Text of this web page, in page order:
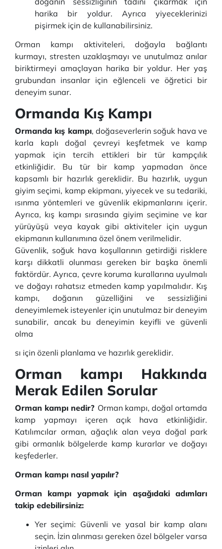
harika bir yoldur. Ayrıca yiyeceklerinizi
pişirmek için de kullanabilirsiniz.
Orman kampı aktiviteleri, doğayla bağlantı
kurmayı, stresten uzaklaşmayı ve unutulmaz anılar
biriktirmeyi amaçlayan harika bir yoldur. Her yaş
grubundan insanlar için eğlenceli ve öğretici bir
deneyim sunar.
Ormanda Kış Kampı
Ormanda kış kampı, doğaseverlerin soğuk hava ve
karla kaplı doğal çevreyi keşfetmek ve kamp
yapmak için tercih ettikleri bir tür kampçılık
etkinliğidir. Bu tür bir kamp yapmadan önce
kapsamlı bir hazırlık gereklidir. Bu hazırlık, uygun
giyim seçimi, kamp ekipmanı, yiyecek ve su tedariki,
ısınma yöntemleri ve güvenlik ekipmanlarını içerir.
Ayrıca, kış kampı sırasında giyim seçimine ve kar
yürüyüşü veya kayak gibi aktiviteler için uygun
ekipmanın kullanımına özel önem verilmelidir.
Güvenlik, soğuk hava koşullarının getirdiği risklere
karşı dikkatli olunması gereken bir başka önemli
faktördür. Ayrıca, çevre koruma kurallarına uyulmalı
ve doğayı rahatsız etmeden kamp yapılmalıdır. Kış
kampı, doğanın güzelliğini ve sessizliğini
deneyimlemek isteyenler için unutulmaz bir deneyim
sunabilir, ancak bu deneyimin keyifli ve güvenli
olma
sı için özenli planlama ve hazırlık gereklidir.
Orman kampı Hakkında
Merak Edilen Sorular
Orman kampı nedir? Orman kampı, doğal ortamda
kamp yapmayı içeren açık hava etkinliğidir.
Katılımcılar orman, ağaçlık alan veya doğal park
gibi ormanlık bölgelerde kamp kurarlar ve doğayı
keşfederler.
Orman kampı nasıl yapılır?
Orman kampı yapmak için aşağıdaki adımları
takip edebilirsiniz:
Yer seçimi: Güvenli ve yasal bir kamp alanı
seçin. İzin alınması gereken özel bölgeler varsa